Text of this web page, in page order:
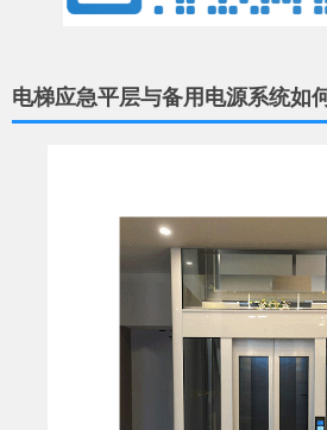
电梯应急平层与备用电源系统如